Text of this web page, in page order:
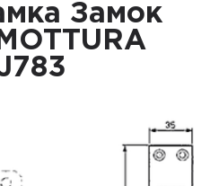
Замок